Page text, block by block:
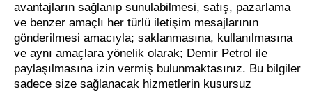
avantajların sağlanıp sunulabilmesi, satış, pazarlama
ve benzer amaçlı her türlü iletişim mesajlarının
gönderilmesi amacıyla; saklanmasına, kullanılmasına
ve aynı amaçlara yönelik olarak; Demir Petrol ile
paylaşılmasına izin vermiş bulunmaktasınız. Bu bilgiler
sadece size sağlanacak hizmetlerin kusursuz